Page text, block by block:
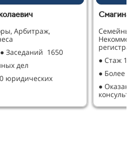
Арбитраж,
● Заседаний 1650
дел
юридических
Смагина
● Стаж 12
● Более
●